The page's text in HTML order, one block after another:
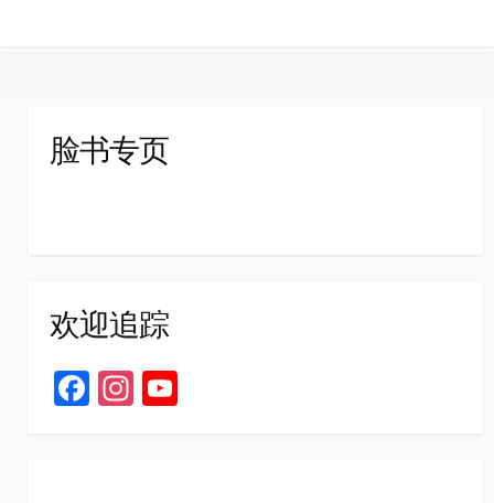
脸书专页
欢迎追踪
Fa In